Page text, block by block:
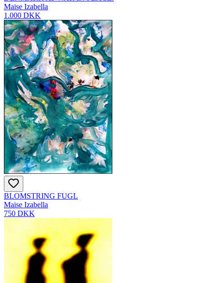
Maise Izabella
1.000 DKK
BLOMSTRING FUGL
Maise Izabella
750 DKK